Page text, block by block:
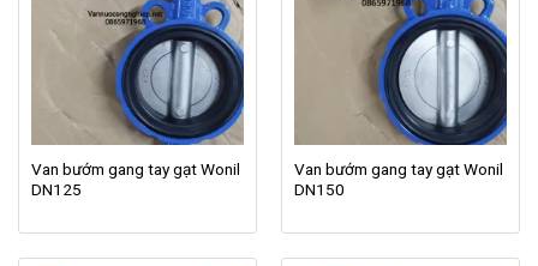
Add to
wishlist
Van bướm gang tay gạt Wonil
DN125
Add to
wishlist
Van bướm gang tay gạt Wonil
DN150